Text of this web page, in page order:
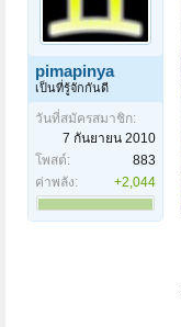
pimapinya
เป็นที่รู้จักกันดี
วันที่สมัครสมาชิก:
7 กันยายน 2010
โพสต์:
883
ค่าพลัง:
+2,044